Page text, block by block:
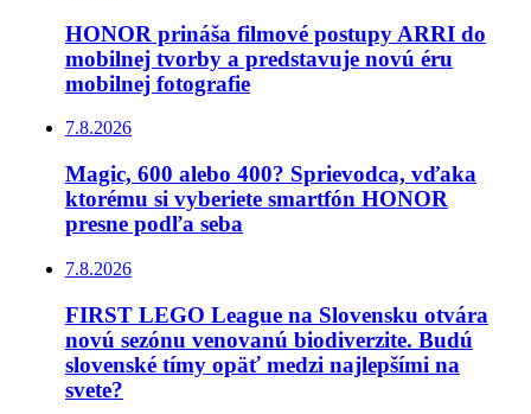
HONOR prináša filmové postupy ARRI do
mobilnej tvorby a predstavuje novú éru
mobilnej fotografie
7.8.2026
Magic, 600 alebo 400? Sprievodca, vďaka
ktorému si vyberiete smartfón HONOR
presne podľa seba
7.8.2026
FIRST LEGO League na Slovensku otvára
novú sezónu venovanú biodiverzite. Budú
slovenské tímy opäť medzi najlepšími na
svete?